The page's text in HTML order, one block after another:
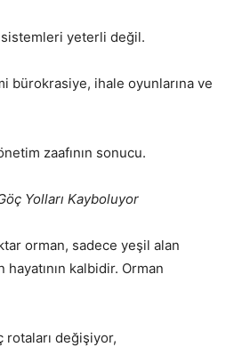
yeterli değil.
ihale oyunlarına ve
zaafının sonucu.
Yolları Kayboluyor
orman, sadece yeşil alan
hayatının kalbidir. Orman
değişiyor,